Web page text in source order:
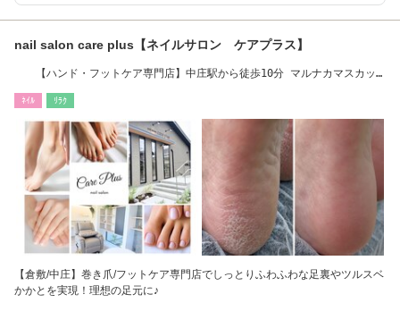
nail salon care plus【ネイルサロン ケアプラス】
【ハンド・フットケア専門店】中庄駅から徒歩10分 マルナカマスカッ
ﾈｲﾙ ﾘﾗｸ
【倉敷/中庄】巻き爪/フットケア専門店でしっとりふわふわな足裏やツルスベ
かかとを実現！理想の足元に♪